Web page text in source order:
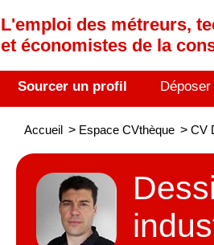
L'emploi des métreurs,
et économistes de la
Sourcer un profil
Accueil > Espace CVthèque > CV